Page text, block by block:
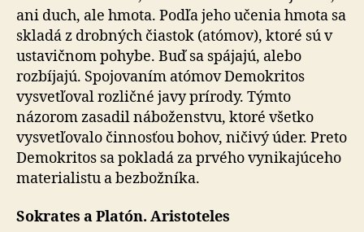
ani duch, ale hmota. Podľa jeho učenia hmota sa
skladá z drobných čiastok (atómov), ktoré sú v
ustavičnom pohybe. Buď sa spájajú, alebo
rozbíjajú. Spojovaním atómov Demokritos
vysvetľoval rozličné javy prírody. Týmto
názorom zasadil náboženstvu, ktoré všetko
vysvetľovalo činnosťou bohov, ničivý úder. Preto
Demokritos sa pokladá za prvého vynikajúceho
materialistu a bezbožníka.
Sokrates a Platón. Aristoteles